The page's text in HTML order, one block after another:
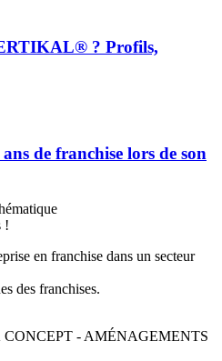
? Profils,
de franchise lors de son
!
en franchise dans un secteur
des franchises.
CONCEPT - AMÉNAGEMENTS